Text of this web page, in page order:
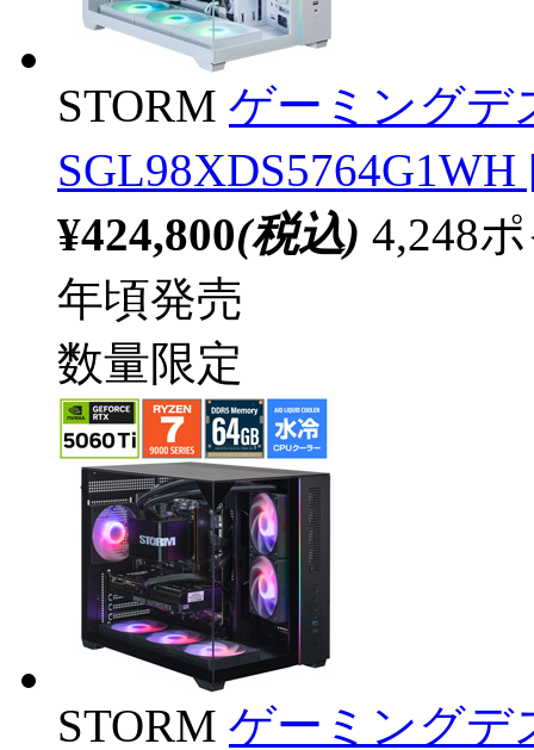
STORM ゲーミングデ
¥424,800(税込) 4,248
年頃発売
数量限定
STORM ゲーミングデ